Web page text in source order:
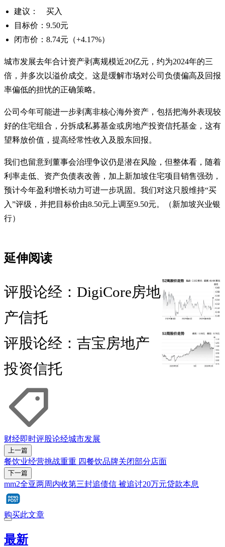
建议： 买入
目标价：9.50元
闭市价：8.74元（+4.17%）
城市发展去年合计资产剥离规模近20亿元，约为2024年的三
倍，并多次以溢价成交。这是缓解市场对公司负债偏高及回报
率偏低的担忧的正确策略。
公司今年可能进一步剥离非核心海外资产，包括把海外表现较
好的住宅组合，分拆成私募基金或房地产投资信托基金，这有
望释放价值，提高经常性收入及股东回报。
我们也留意到董事会治理争议仍是潜在风险，但整体看，随着
利率走低、资产负债表改善，加上新加坡住宅项目销售强劲，
预计今年盈利增长动力可进一步巩固。我们对这只股维持“买
入”评级，并把目标价由8.50元上调至9.50元。（新加坡兴业银
行）
延伸阅读
评股论经：DigiCore房地
产信托
评股论经：吉宝房地产
投资信托
财经即时评股论经城市发展
上一篇
餐饮业经营挑战重重 四餐饮品牌关闭部分店面
下一篇
mm2全亚两周内收第三封追债信 被追讨20万元贷款本息
购买此文章
最新